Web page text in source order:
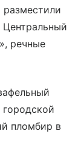
разместили
речные
пломбир в